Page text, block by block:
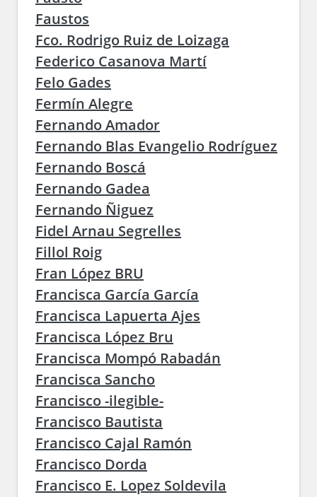
Faustos
Fco. Rodrigo Ruiz de Loizaga
Federico Casanova Martí
Felo Gades
Fermín Alegre
Fernando Amador
Fernando Blas Evangelio Rodríguez
Fernando Boscá
Fernando Gadea
Fernando Ñiguez
Fidel Arnau Segrelles
Fillol Roig
Fran López BRU
Francisca García García
Francisca Lapuerta Ajes
Francisca López Bru
Francisca Mompó Rabadán
Francisca Sancho
Francisco -ilegible-
Francisco Bautista
Francisco Cajal Ramón
Francisco Dorda
Francisco E. Lopez Soldevila